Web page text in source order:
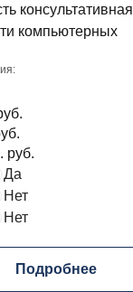
консультативная
компьютерных
руб.
Да
Нет
Нет
Подробнее